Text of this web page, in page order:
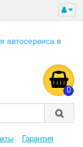
0
Гарантия